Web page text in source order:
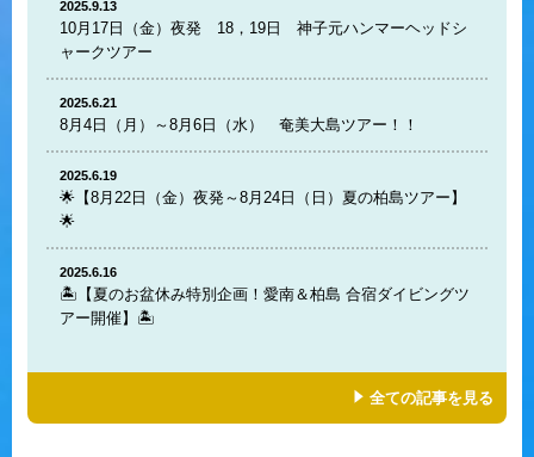
2025.9.13
10月17日（金）夜発 18，19日 神子元ハンマーヘッドシ
ャークツアー
2025.6.21
8月4日（月）～8月6日（水） 奄美大島ツアー！！
2025.6.19
🌟【8月22日（金）夜発～8月24日（日）夏の柏島ツアー】
🌟
2025.6.16
🏝️【夏のお盆休み特別企画！愛南＆柏島 合宿ダイビングツ
アー開催】🏝️
全ての記事を見る